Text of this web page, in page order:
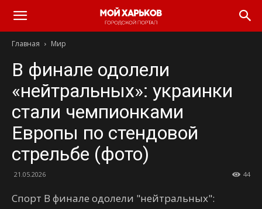
Главная Мир
В финале одолели
«нейтральных»: украинки
стали чемпионками
Европы по стендовой
стрельбе (фото)
21.05.2026 44
Спорт В финале одолели "нейтральных":